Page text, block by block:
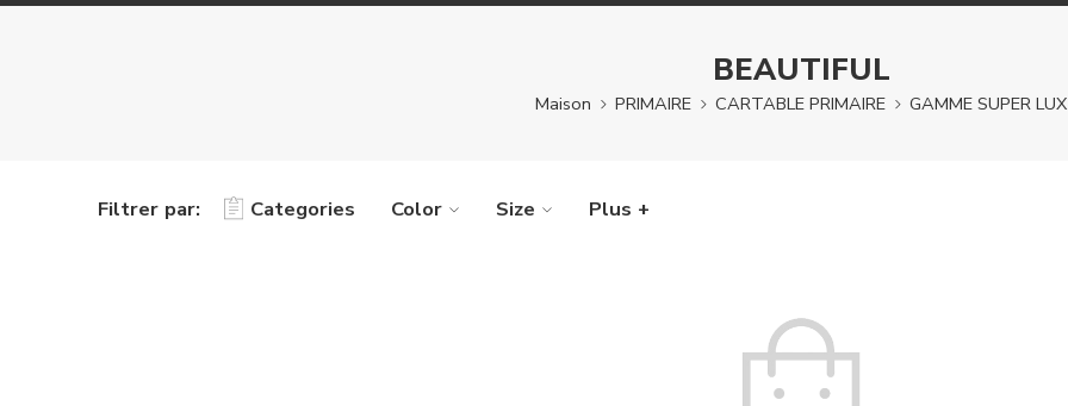
BEAUTIFUL
Maison PRIMAIRE CARTABLE PRIMAIRE GAMME SUPER LUX
Filtrer par: Categories Color Size Plus +